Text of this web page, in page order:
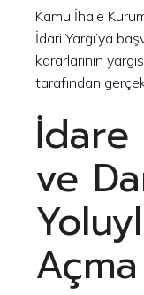
Kamu İhale
İdari Yargı’ya
kararlarının
tarafından
İdare
ve
Açma